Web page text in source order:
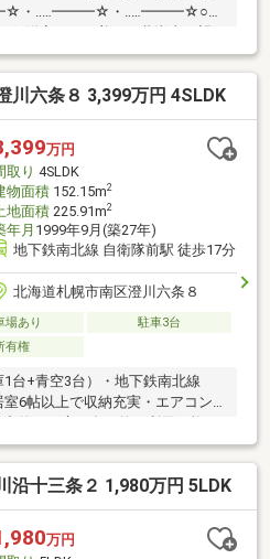
・‥…━━━☆・‥…━━━☆○四
した開放感を味わえます。○経
暖房にはランニングコストを抑
用しています。○ゆとりある前
の公道に面しており、間口も約
す。○暮らしに便利な屋外物置付
トドア用品をすっきり収納でき
川六条８ 3,399万円 4SLDK
万円
取り 4SLDK
物面積152.15m2
地面積225.91m2
年月 1999年9月(築27年)
地下鉄南北線 自衛隊前駅 徒歩17分
北海道札幌市南区澄川六条８
場あり
駐車3台
有権
台+青空3台）・地下鉄南北線
室6帖以上で収納充実・エアコン4
壁・屋根塗装、全室・壁天井ク
、浴室交換 、トイレ交換（１F・
、レンジフード交換、洗面化粧台
ボイラー交換（エコジョーズ・
電動シャッター交換、エアコン
沿十三条２ 1,980万円 5LDK
万円